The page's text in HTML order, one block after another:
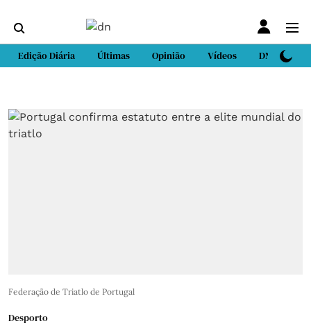
Edição Diária Últimas Opinião Vídeos DN Sport
Federação de Triatlo de Portugal
Desporto